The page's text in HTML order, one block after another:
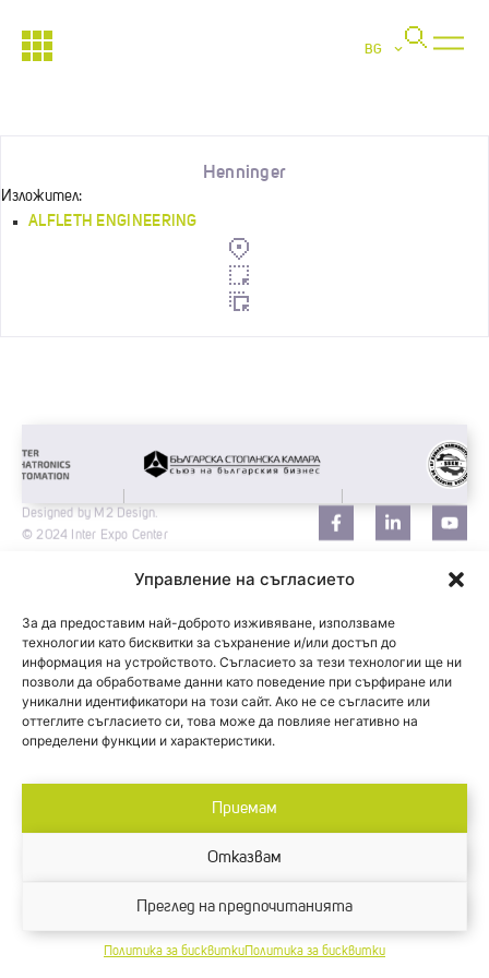
Управление на съгласието
За да предоставим най-доброто изживяване, използваме
технологии като бисквитки за съхранение и/или достъп до
информация на устройството. Съгласието за тези технологии ще ни
позволи да обработваме данни като поведение при сърфиране или
уникални идентификатори на този сайт. Ако не се съгласите или
оттеглите съгласието си, това може да повлияе негативно на
определени функции и характеристики.
Приемам
Отказвам
Преглед на предпочитанията
Политика за бисквитки Политика за бисквитки
BG
Henninger
Изложител:
ALFLETH ENGINEERING
Designed by M2 Design.
© 2024 Inter Expo Center